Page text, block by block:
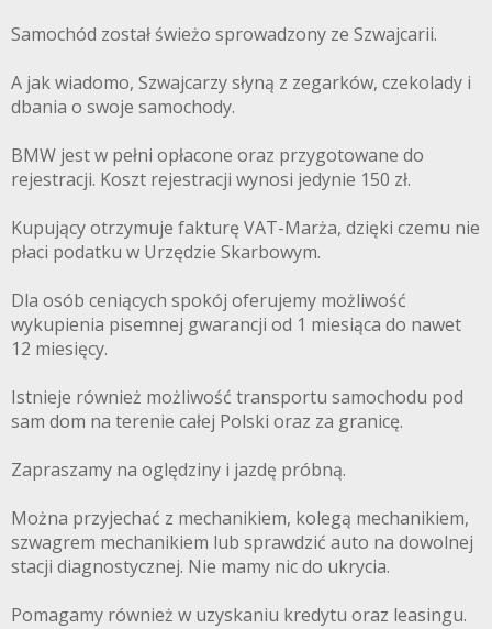
Samochód został świeżo sprowadzony ze Szwajcarii.
A jak wiadomo, Szwajcarzy słyną z zegarków, czekolady i
dbania o swoje samochody.
BMW jest w pełni opłacone oraz przygotowane do
rejestracji. Koszt rejestracji wynosi jedynie 150 zł.
Kupujący otrzymuje fakturę VAT-Marża, dzięki czemu nie
płaci podatku w Urzędzie Skarbowym.
Dla osób ceniących spokój oferujemy możliwość
wykupienia pisemnej gwarancji od 1 miesiąca do nawet
12 miesięcy.
Istnieje również możliwość transportu samochodu pod
sam dom na terenie całej Polski oraz za granicę.
Zapraszamy na oględziny i jazdę próbną.
Można przyjechać z mechanikiem, kolegą mechanikiem,
szwagrem mechanikiem lub sprawdzić auto na dowolnej
stacji diagnostycznej. Nie mamy nic do ukrycia.
Pomagamy również w uzyskaniu kredytu oraz leasingu.